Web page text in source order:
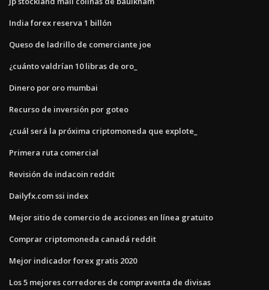
India forex reserva 1 billón
Queso de ladrillo de comerciante joe
¿cuánto valdrían 10 libras de oro_
Dinero por oro mumbai
Recurso de inversión por goteo
¿cuál será la próxima criptomoneda que explote_
Primera ruta comercial
Revisión de indacoin reddit
Dailyfx.com ssi index
Mejor sitio de comercio de acciones en línea gratuito
Comprar criptomoneda canadá reddit
Mejor indicador forex gratis 2020
Los 5 mejores corredores de compraventa de divisas